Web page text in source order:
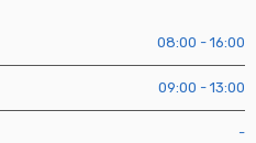
08:00 - 16:00
09:00 - 13:00
-